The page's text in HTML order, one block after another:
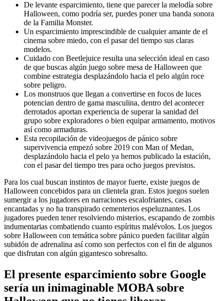
De levante esparcimiento, tiene que parecer la melodía sobre
Halloween, como podrí­a ser, puedes poner una banda sonora
de la Familia Monster.
Un esparcimiento imprescindible de cualquier amante de el
cinema sobre miedo, con el pasar del tiempo sus claras
modelos.
Cuidado con Beetlejuice resulta una selección ideal en caso
de que buscas algún juego sobre mesa de Halloween que
combine estrategia desplazándolo hacia el pelo algún roce
sobre peligro.
Los monstruos que llegan a convertirse en focos de luces
potencian dentro de gama masculina, dentro del acontecer
derrotados aportan experiencia de superar la sanidad del
grupo sobre exploradores o bien equipar armamento, motivos
así­ como armaduras.
Esta recopilación de videojuegos de pánico sobre
supervivencia empezó sobre 2019 con Man of Medan,
desplazándolo hacia el pelo ya hemos publicado la estación,
con el pasar del tiempo tres para ocho juegos previstos.
Para los cual buscan instintos de mayor fuerte, existe juegos de
Halloween concebidos para un clientela gran. Estos juegos suelen
sumergir a los jugadores en narraciones escalofriantes, casas
encantadas y no ha transpirado cementerios espeluznantes. Los
jugadores pueden tener resolviendo misterios, escapando de zombis
indumentarias combatiendo cuanto espíritus malévolos. Los juegos
sobre Halloween con temática sobre pánico pueden facilitar algún
subidón de adrenalina así­ como son perfectos con el fin de algunos
que disfrutan con algún gigantesco sobresalto.
El presente esparcimiento sobre Google
serí­a un inimaginable MOBA sobre